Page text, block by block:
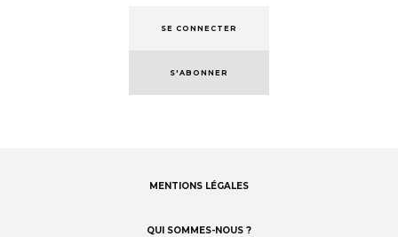
SE CONNECTER
S'ABONNER
MENTIONS LÉGALES
QUI SOMMES-NOUS ?